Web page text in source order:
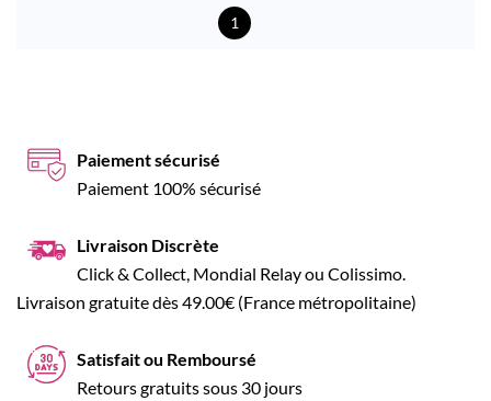
1
Paiement sécurisé
Paiement 100% sécurisé
Livraison Discrète
Click & Collect, Mondial Relay ou Colissimo.
Livraison gratuite dès 49.00€ (France métropolitaine)
Satisfait ou Remboursé
Retours gratuits sous 30 jours